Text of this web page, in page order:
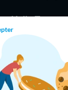
Hello Team
Jobs
Parrainage
notre réseau
Hello !